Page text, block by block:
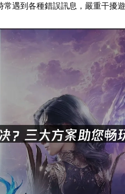
遇到各種錯誤訊息，嚴重干擾遊